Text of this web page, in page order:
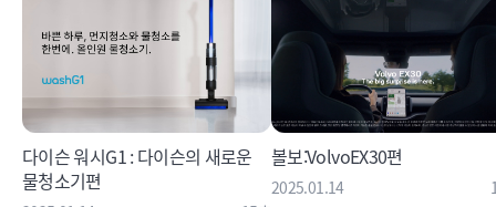
다이슨 워시G1 : 다이슨의 새로운
물청소기편
볼보:VolvoEX30편
2025.01.14